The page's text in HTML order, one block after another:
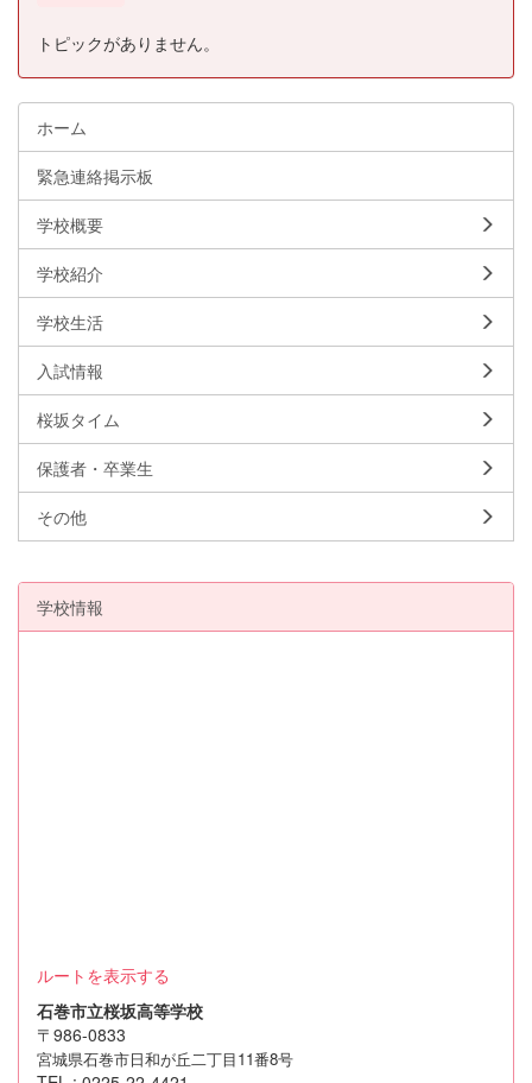
トピックがありません。
ホーム
緊急連絡掲示板
学校概要
学校紹介
学校生活
入試情報
桜坂タイム
保護者・卒業生
その他
学校情報
ルートを表示する
石巻市立桜坂高等学校
〒986-0833
宮城県石巻市日和が丘二丁目11番8号